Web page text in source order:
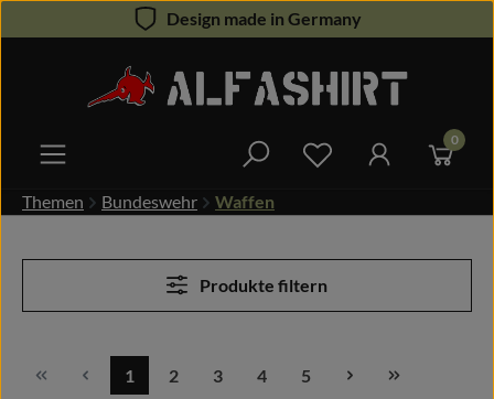
Zum Hauptinhalt springenDesign made in Germany
Du hast 0 0
Themen Bundeswehr Waffen
Produkte filtern
Seite
1
Seite
2
Seite
3
Seite
4
Seite
5